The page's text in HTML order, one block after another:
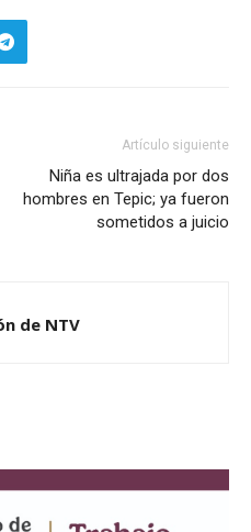
Artículo siguiente
Niña es ultrajada por dos
hombres en Tepic; ya fueron
sometidos a juicio
de NTV